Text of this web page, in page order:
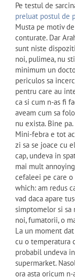
Pe testul de
preluat postul de
Musta pe motiv
conturate. Dar
sunt niste
noi, pulimea, nu
minimum un
periculos sa
pentru care au
ca si cum n-as fi
aveam cum sa
nu exista. Bine
Mini-febra e tot
zi sa se joace cu
cap, undeva in
mai mult
cefaleei pe care
which: am redus
vad daca apare
simptomelor si sa
noi, fumatorii, o
La un moment
cu o temperatura
probabil undeva
supermarket.
ora asta oricum